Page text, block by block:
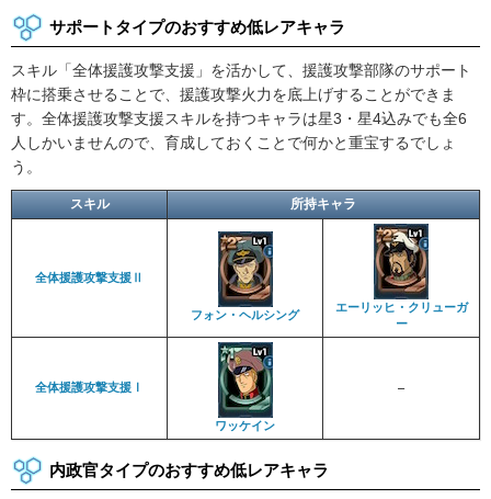
サポートタイプのおすすめ低レアキャラ
スキル「全体援護攻撃支援」を活かして、援護攻撃部隊のサポート
枠に搭乗させることで、援護攻撃火力を底上げすることができま
す。全体援護攻撃支援スキルを持つキャラは星3・星4込みでも全6
人しかいませんので、育成しておくことで何かと重宝するでしょ
う。
スキル 所持キャラ
全体援護攻撃支援Ⅱ
フォン・ヘルシング
エーリッヒ・クリューガ
ー
全体援護攻撃支援Ⅰ
ワッケイン
–
内政官タイプのおすすめ低レアキャラ